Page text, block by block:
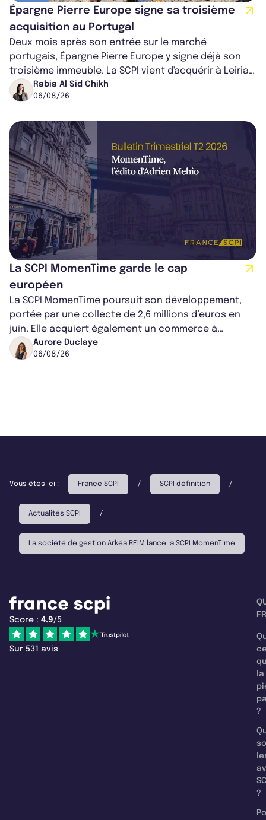
Épargne Pierre Europe signe sa troisième
acquisition au Portugal
Deux mois après son entrée sur le marché
portugais, Épargne Pierre Europe y signe déjà son
troisième immeuble. La SCPI vient d'acquérir à Leiria,
dans le centre du pays, un établis...
Rabia Al Sid Chikh
06/08/26
La SCPI MomenTime garde le cap
européen
La SCPI MomenTime poursuit son développement,
portée par une collecte de 2,6 millions d’euros en
juin. Elle acquiert également un commerce à
Worcester, place une plateforme logisti...
Aurore Duclaye
06/08/26
Vous êtes ici : France SCPI / SCPI définition /
Actualités SCPI /
La société de gestion Arkéa REIM lance la SCPI MomenTime
Score : 4.9/5
Sur 531 avis
la
?
?